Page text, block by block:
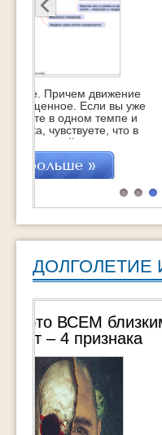
Страх – это
жизни. Он
безвольным и
«постоянный
точит изнутри,
Это с одной
отличная
поднять
бодрости и
Эти 8 вещей
болезнь –
пережившего